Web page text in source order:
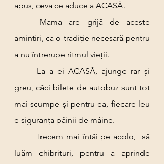
apus, ceva ce aduce a ACASĂ.
amintiri, ca o tradiție necesară pentru
a nu întrerupe ritmul vieții.
greu, căci bilete de autobuz sunt tot
mai scumpe și pentru ea, fiecare leu
e siguranța pâinii de mâine.
luăm chibrituri, pentru a aprinde